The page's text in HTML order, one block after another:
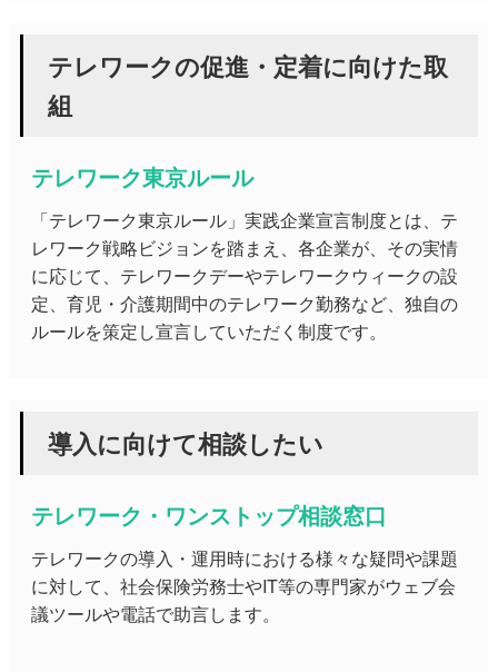
テレワークの促進・定着に向けた取
組
テレワーク東京ルール
「テレワーク東京ルール」実践企業宣言制度とは、テ
レワーク戦略ビジョンを踏まえ、各企業が、その実情
に応じて、テレワークデーやテレワークウィークの設
定、育児・介護期間中のテレワーク勤務など、独自の
ルールを策定し宣言していただく制度です。
導入に向けて相談したい
テレワーク・ワンストップ相談窓口
テレワークの導入・運用時における様々な疑問や課題
に対して、社会保険労務士やIT等の専門家がウェブ会
議ツールや電話で助言します。